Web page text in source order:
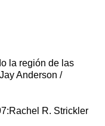
la región de las
Anderson /
R. Strickler